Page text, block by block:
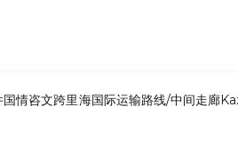
国情咨文跨里海国际运输路线/中间走廊